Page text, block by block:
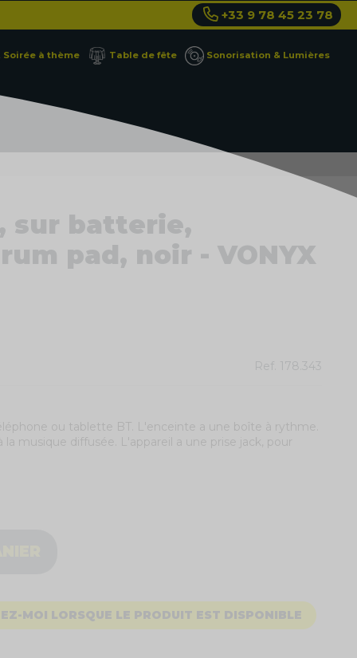
+33 9 78 45 23 78
Soirée à thème Table de fête Sonorisation & Lumières
sur batterie,
pad, noir - VONYX
Ref. 178.343
ou tablette BT. L'enceinte a une boîte à rythme.
musique diffusée. L'appareil a une prise jack, pour
MOI LORSQUE LE PRODUIT EST DISPONIBLE